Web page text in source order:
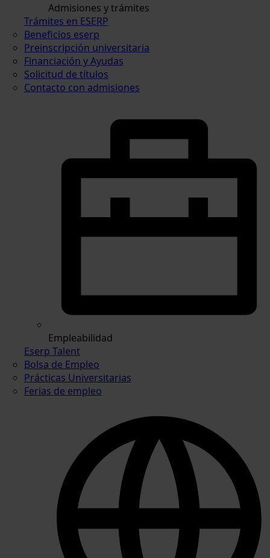
Admisiones y trámites
Trámites en ESERP
Beneficios eserp
Preinscripción universitaria
Financiación y Ayudas
Solicitud de títulos
Contacto con admisiones
Empleabilidad
Eserp Talent
Bolsa de Empleo
Prácticas Universitarias
Ferias de empleo